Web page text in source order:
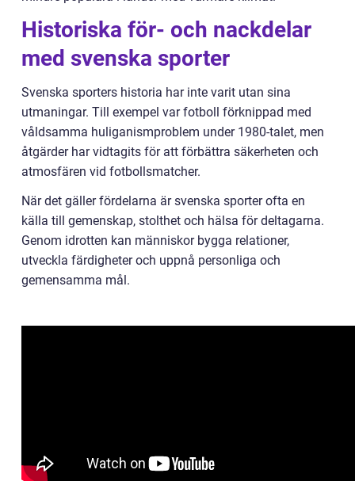
Historiska för- och nackdelar
med svenska sporter
Svenska sporters historia har inte varit utan sina
utmaningar. Till exempel var fotboll förknippad med
våldsamma huliganismproblem under 1980-talet, men
åtgärder har vidtagits för att förbättra säkerheten och
atmosfären vid fotbollsmatcher.
När det gäller fördelarna är svenska sporter ofta en
källa till gemenskap, stolthet och hälsa för deltagarna.
Genom idrotten kan människor bygga relationer,
utveckla färdigheter och uppnå personliga och
gemensamma mål.